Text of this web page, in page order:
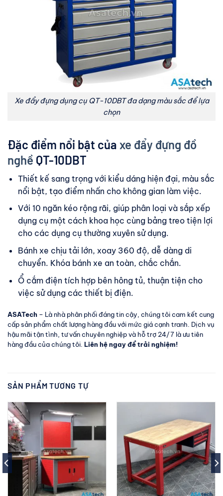
Xe đẩy đựng dụng cụ QT-10DBT đa dạng màu sắc để lựa
chọn
Đặc điểm nổi bật của xe đẩy đựng đồ
nghề QT-10DBT
Thiết kế sang trọng với kiểu dáng hiện đại, màu sắc
nổi bật, tạo điểm nhấn cho không gian làm việc.
Với 10 ngăn kéo rộng rãi, giúp phân loại và sắp xếp
dụng cụ một cách khoa học cùng bảng treo tiện lợi
cho các dụng cụ thường xuyên sử dụng.
Bánh xe chịu tải lớn, xoay 360 độ, dễ dàng di
chuyển. Khóa bánh xe an toàn, chắc chắn.
Ổ cắm điện tích hợp bên hông tủ, thuận tiện cho
việc sử dụng các thiết bị điện.
ASATech – Là nhà phân phối đáng tin cậy, chúng tôi cam kết cung
cấp sản phẩm chất lượng hàng đầu với mức giá cạnh tranh. Dịch vụ
hậu mãi tận tình, tư vấn chuyên nghiệp và hỗ trợ 24/7 là ưu tiên
hàng đầu của chúng tôi. Liên hệ ngay để trải nghiệm!
SẢN PHẨM TƯƠNG TỰ